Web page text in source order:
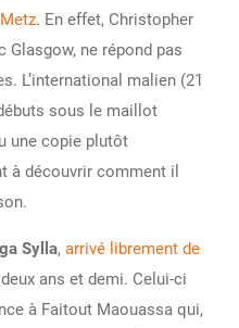
. En effet, Christopher
ne répond pas
L’international malien (21
sous le maillot
une copie plutôt
à découvrir comment il
Sylla, arrivé librement de
ans et demi. Celui-ci
à Faitout Maouassa qui,